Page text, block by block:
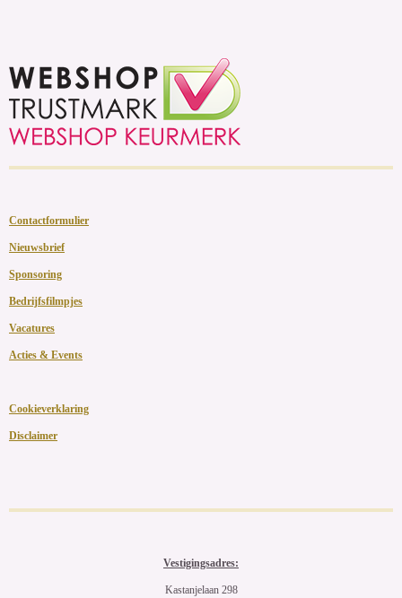
Contactformulier
Nieuwsbrief
Sponsoring
Bedrijfsfilmpjes
Vacatures
Acties & Events
Cookieverklaring
Disclaimer
Vestigingsadres:
Kastanjelaan 298